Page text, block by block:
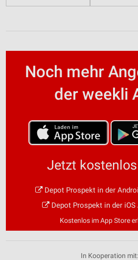
Noch mehr
der weekli
Jetzt
Depot Prospekt in der
Depot Prospekt in der
Kostenlos im App Store
In Kooperation mit: